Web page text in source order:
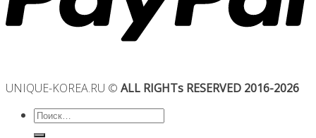
UNIQUE-KOREA.RU © ALL RIGHTs RESERVED 2016-2026
Искать: